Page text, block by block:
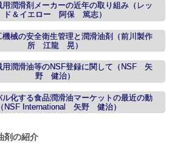
用潤滑剤メーカーの近年の取り組み（レッ
ド＆イエロー 阿保 篤志）
機械の安全衛生管理と潤滑油剤（前川製作
所 江龍 晃）
用潤滑油等のNSF登録に関して（NSF 矢
野 健治）
ル化する食品潤滑油マーケットの最近の動
NSF International 矢野 健治）
剤の紹介